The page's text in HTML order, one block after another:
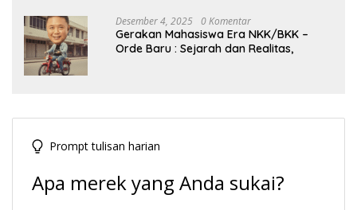
Desember 4, 2025 0 Komentar
Gerakan Mahasiswa Era NKK/BKK –
Orde Baru : Sejarah dan Realitas,
Prompt tulisan harian
Apa merek yang Anda sukai?